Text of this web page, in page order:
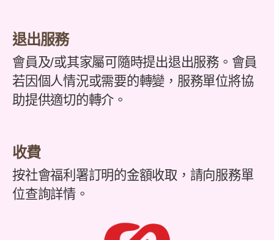
退出服務
會員及/或其家屬可隨時提出退出服務。會員
若因個人情況或需要的轉變，服務單位將協
助提供適切的轉介。
收費
按社會福利署訂明的金額收取，請向服務單
位查詢詳情。